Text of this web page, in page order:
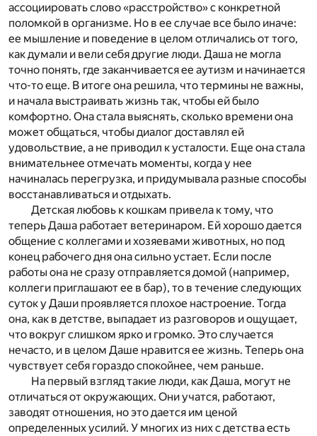
ассоциировать слово «расстройство» с конкретной
поломкой в организме. Но в ее случае все было иначе:
ее мышление и поведение в целом отличались от того,
как думали и вели себя другие люди. Даша не могла
точно понять, где заканчивается ее аутизм и начинается
что-то еще. В итоге она решила, что термины не важны,
и начала выстраивать жизнь так, чтобы ей было
комфортно. Она стала выяснять, сколько времени она
может общаться, чтобы диалог доставлял ей
удовольствие, а не приводил к усталости. Еще она стала
внимательнее отмечать моменты, когда у нее
начиналась перегрузка, и придумывала разные способы
восстанавливаться и отдыхать.
Детская любовь к кошкам привела к тому, что
теперь Даша работает ветеринаром. Ей хорошо дается
общение с коллегами и хозяевами животных, но под
конец рабочего дня она сильно устает. Если после
работы она не сразу отправляется домой (например,
коллеги приглашают ее в бар), то в течение следующих
суток у Даши проявляется плохое настроение. Тогда
она, как в детстве, выпадает из разговоров и ощущает,
что вокруг слишком ярко и громко. Это случается
нечасто, и в целом Даше нравится ее жизнь. Теперь она
чувствует себя гораздо спокойнее, чем раньше.
На первый взгляд такие люди, как Даша, могут не
отличаться от окружающих. Они учатся, работают,
заводят отношения, но это дается им ценой
определенных усилий. У многих из них с детства есть